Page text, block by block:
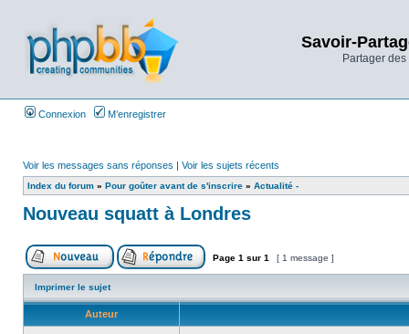
Savoir-
Partager
Connexion M’enregistrer
Voir les messages sans réponses | Voir les sujets récents
Index du forum » Pour goûter avant de s'inscrire » Actualité -
Nouveau squatt à Londres
Page 1 sur 1 [ 1 message ]
Imprimer le sujet
Auteur